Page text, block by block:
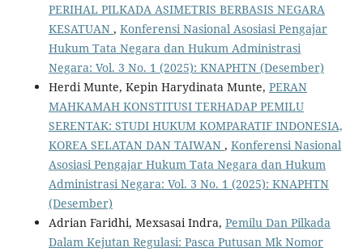
PERIHAL PILKADA ASIMETRIS BERBASIS NEGARA
KESATUAN , Konferensi Nasional Asosiasi Pengajar
Hukum Tata Negara dan Hukum Administrasi
Negara: Vol. 3 No. 1 (2025): KNAPHTN (Desember)
Herdi Munte, Kepin Harydinata Munte, PERAN
MAHKAMAH KONSTITUSI TERHADAP PEMILU
SERENTAK: STUDI HUKUM KOMPARATIF INDONESIA,
KOREA SELATAN DAN TAIWAN , Konferensi Nasional
Asosiasi Pengajar Hukum Tata Negara dan Hukum
Administrasi Negara: Vol. 3 No. 1 (2025): KNAPHTN
(Desember)
Adrian Faridhi, Mexsasai Indra, Pemilu Dan Pilkada
Dalam Kejutan Regulasi: Pasca Putusan Mk Nomor